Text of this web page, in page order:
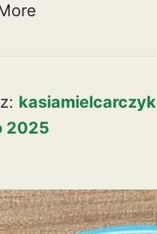
kasiamielcarczyk
2025